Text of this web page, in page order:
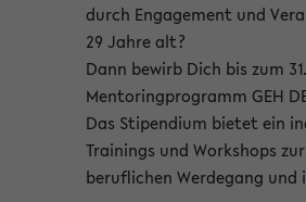
durch Engagement und
29 Jahre alt?
Dann bewirb Dich bis zum
Mentoringprogramm GEH
Das Stipendium bietet ein
Trainings und Workshops
beruflichen Werdegang